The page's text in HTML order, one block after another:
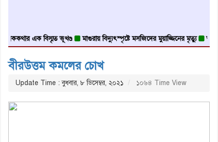
বিস্মৃত ভূখণ্ড মাগুরায় বিদ্যুৎস্পৃষ্টে মসজিদের মুয়াজ্জিনের মৃত্যু আবৃত্তি জাতির
বীরউত্তম কমলের চোখ
Update Time : বুধবার, ৮ ডিসেম্বর, ২০২১ ১০৬৪ Time View